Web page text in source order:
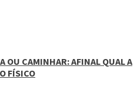
OU CAMINHAR: AFINAL QUAL A
FÍSICO